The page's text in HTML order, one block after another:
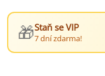
🎁Staň se VIP
7 dní zdarma!